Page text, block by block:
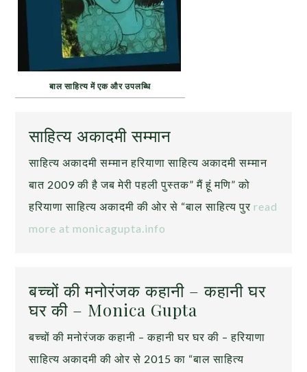
बाल साहित्य में एक और उपलब्धि
साहित्य अकादमी सम्मान
साहित्य अकादमी सम्मान हरियाणा साहित्य अकादमी सम्मान
बात 2009 की है जब मेरी पहली पुस्तक” मैं हूं मणि” को
हरियाणा साहित्य अकादमी की ओर से “बाल साहित्य पुर read
more at monicagupta.info
बच्चों की मनोरंजक कहानी – कहानी घर
घर की – Monica Gupta
बच्चों की मनोरंजक कहानी – कहानी घर घर की – हरियाणा
साहित्य अकादमी की ओर से 2015 का “बाल साहित्य